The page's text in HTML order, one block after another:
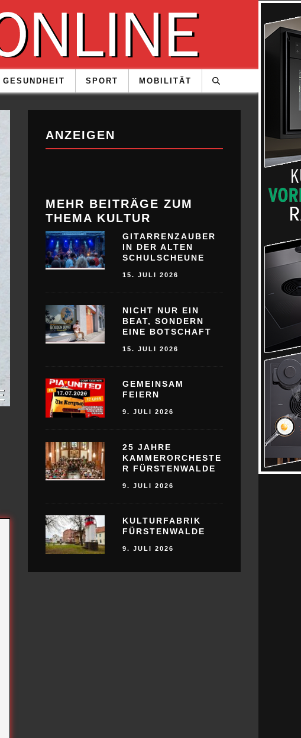
GESUNDHEIT SPORT MOBILITÄT
ANZEIGEN
MEHR BEITRÄGE ZUM
THEMA KULTUR
GITARRENZAUBER
IN DER ALTEN
SCHULSCHEUNE
15. JULI 2026
NICHT NUR EIN
BEAT, SONDERN
EINE BOTSCHAFT
15. JULI 2026
GEMEINSAM
FEIERN
9. JULI 2026
25 JAHRE
KAMMERORCHESTE
R FÜRSTENWALDE
9. JULI 2026
KULTURFABRIK
FÜRSTENWALDE
9. JULI 2026